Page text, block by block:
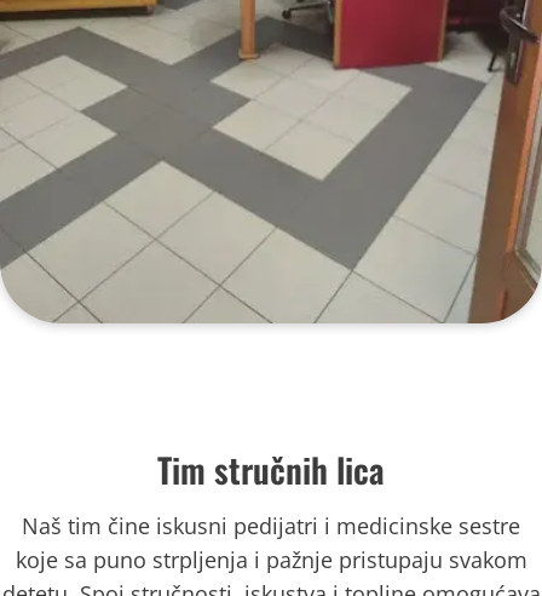
Tim stručnih lica
Naš tim čine iskusni pedijatri i medicinske sestre
koje sa puno strpljenja i pažnje pristupaju svakom